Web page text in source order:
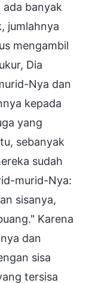
ada banyak
jumlahnya
mengambil
Dia
Nya dan
kepada
yang
sebanyak
sudah
murid-Nya:
sisanya,
Karena
dan
sisa
tersisa